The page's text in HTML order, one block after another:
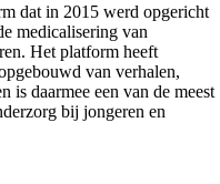
dat in 2015 werd opgericht
medicalisering van
Het platform heeft
van verhalen,
is daarmee een van de meest
bij jongeren en